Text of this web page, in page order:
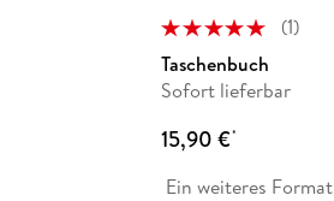
(1)
Taschenbuch
Sofort lieferbar
15,90 €*
Ein weiteres Format